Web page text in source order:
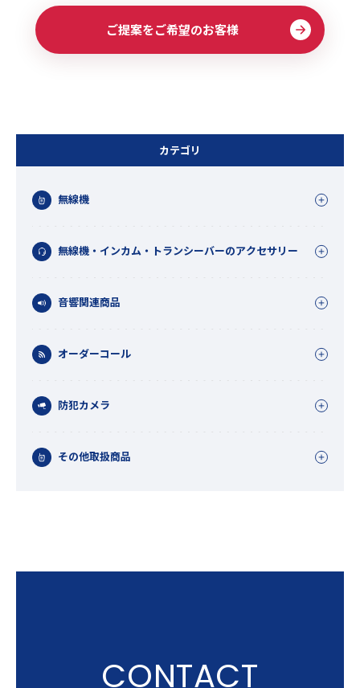
カテゴリ
無線機
無線機・インカム・トランシーバーのアクセサリー
音響関連商品
オーダーコール
防犯カメラ
その他取扱商品
ご提案をご希望のお客様